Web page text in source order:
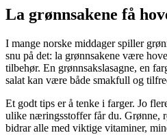
La grønnsakene få
I mange norske middager spiller
snu på det: la grønnsakene være
tilbehør. En grønnsakslasagne, en
salat kan være både smakfull og
Et godt tips er å tenke i farger. Jo
ulike næringsstoffer får du. Grønne,
bidrar alle med viktige vitaminer,